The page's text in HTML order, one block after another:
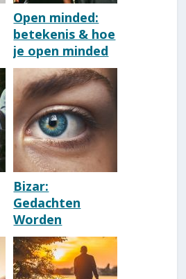
Open minded:
betekenis & hoe
je open minded
wordt
[Nederlands]
Bizar:
Gedachten
Worden
Werkelijkheid
[De Kracht Van
Gedachten]